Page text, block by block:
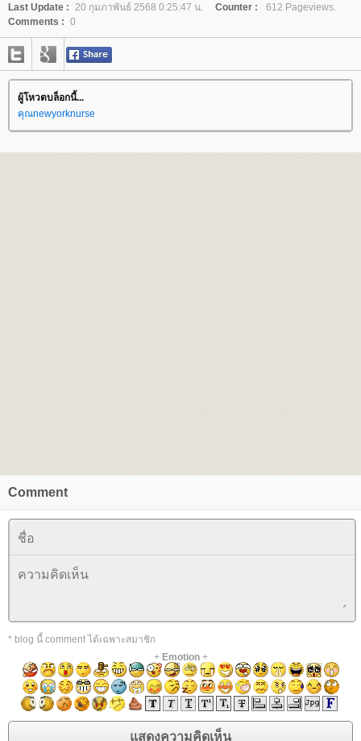
Last Update : 20 กุมภาพันธ์ 2568 0:25:47 น. Counter :
612 Pageviews.
Comments : 0
ผู้โหวตบล็อกนี้...
คุณnewyorknurse
Comment
* blog นี้ comment ได้เฉพาะสมาชิก
+ Emotion+